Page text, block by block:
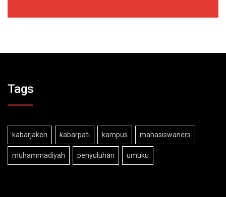
Tags
kabarjaken kabarpati kampus mahasiswaners
muhammadiyah penyuluhan umuku